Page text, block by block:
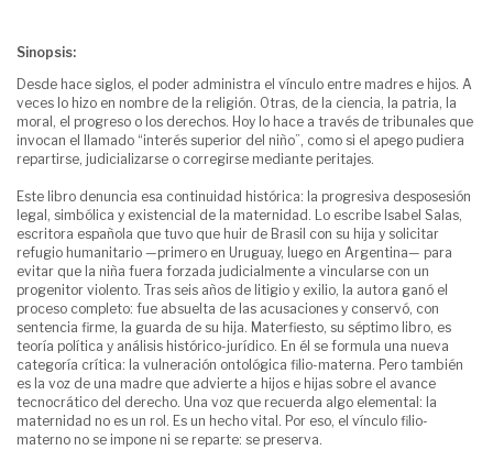
Sinopsis:
Desde hace siglos, el poder administra el vínculo entre madres e hijos. A
veces lo hizo en nombre de la religión. Otras, de la ciencia, la patria, la
moral, el progreso o los derechos. Hoy lo hace a través de tribunales que
invocan el llamado “interés superior del niño”, como si el apego pudiera
repartirse, judicializarse o corregirse mediante peritajes.
Este libro denuncia esa continuidad histórica: la progresiva desposesión
legal, simbólica y existencial de la maternidad. Lo escribe Isabel Salas,
escritora española que tuvo que huir de Brasil con su hija y solicitar
refugio humanitario —primero en Uruguay, luego en Argentina— para
evitar que la niña fuera forzada judicialmente a vincularse con un
progenitor violento. Tras seis años de litigio y exilio, la autora ganó el
proceso completo: fue absuelta de las acusaciones y conservó, con
sentencia firme, la guarda de su hija. Materfiesto, su séptimo libro, es
teoría política y análisis histórico-jurídico. En él se formula una nueva
categoría crítica: la vulneración ontológica filio-materna. Pero también
es la voz de una madre que advierte a hijos e hijas sobre el avance
tecnocrático del derecho. Una voz que recuerda algo elemental: la
maternidad no es un rol. Es un hecho vital. Por eso, el vínculo filio-
materno no se impone ni se reparte: se preserva.